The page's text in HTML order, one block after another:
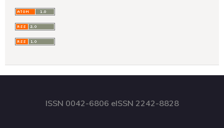
ISSN 0042-6806 eISSN 2242-8828